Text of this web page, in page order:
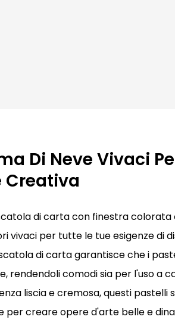
Di Neve Vivaci
Creativa
di carta con finestra
vivaci per tutte le tue esigenze di
di carta garantisce che i
rendendoli comodi sia per l'uso a
liscia e cremosa, questi pastelli
per creare opere d'arte belle e